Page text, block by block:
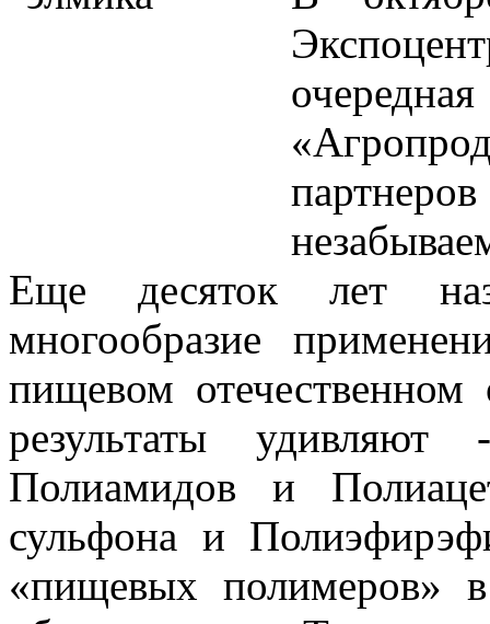
Еще десяток лет
многообразие
пищевом
результаты
Полиамидов и
сульфона и
«пищевых полимеров» в